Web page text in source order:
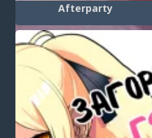
Afterparty